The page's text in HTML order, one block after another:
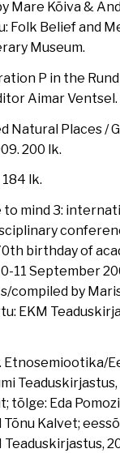
Mare Kõiva &
Folk Belief and
Museum.
P in the
Aimar Ventsel.
Natural Places /
200 lk.
lk.
to mind 3:
birthday of
11 September
compiled by
EKM
Etnosemiootika/
tõlge: Eda
Kalvet;
Teaduskirjastus,